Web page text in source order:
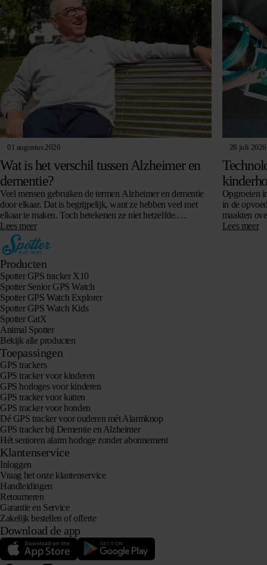
01 augustus 2026
Wat is het verschil tussen Alzheimer en
dementie?
Veel mensen gebruiken de termen Alzheimer en dementie
door elkaar. Dat is begrijpelijk, want ze hebben veel met
elkaar te maken. Toch betekenen ze niet hetzelfde.
Dementie is namelijk een…
Lees meer
28 juli 2026
Opgroeien
in de
maakten
technologie
Lees meer
Producten
Spotter GPS tracker X10
Spotter Senior GPS Watch
Spotter GPS Watch Explorer
Spotter GPS Watch Kids
Spotter CatX
Animal Spotter
Bekijk alle producten
Toepassingen
GPS trackers
GPS tracker voor kinderen
GPS horloges voor kinderen
GPS tracker voor katten
GPS tracker voor honden
Dé GPS tracker voor ouderen mét Alarmknop
GPS tracker bij Dementie en Alzheimer
Hét senioren alarm horloge zonder abonnement
Klantenservice
Inloggen
Vraag het onze klantenservice
Handleidingen
Retourneren
Garantie en Service
Zakelijk bestellen of offerte
Download de app